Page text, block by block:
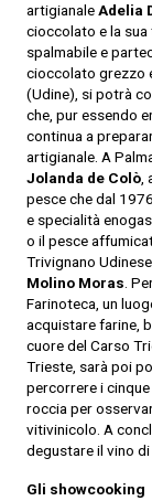
artigianaleAdelia
cioccolato e la
spalmabile e
cioccolato grezzo
(Udine), si potrà
che, pur essendo
continua a
artigianale. A
Jolanda de Colò,
pesce che dal
e specialità
o il pesce
Trivignano
Molino Moras.
Farinoteca, un
acquistare farine,
cuore del Carso
Trieste, sarà poi
percorrere i
roccia per
vitivinicolo. A
degustare il vino
Gli showcooking